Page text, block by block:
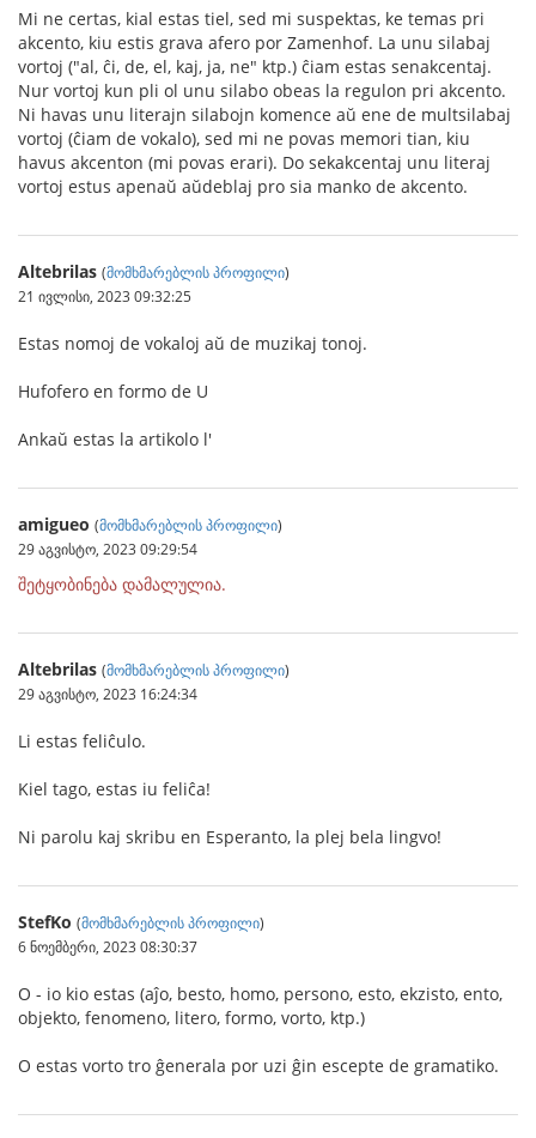
Mi ne certas, kial estas tiel, sed mi suspektas, ke temas pri
akcento, kiu estis grava afero por Zamenhof. La unu silabaj
vortoj ("al, ĉi, de, el, kaj, ja, ne" ktp.) ĉiam estas senakcentaj.
Nur vortoj kun pli ol unu silabo obeas la regulon pri akcento.
Ni havas unu literajn silabojn komence aŭ ene de multsilabaj
vortoj (ĉiam de vokalo), sed mi ne povas memori tian, kiu
havus akcenton (mi povas erari). Do sekakcentaj unu literaj
vortoj estus apenaŭ aŭdeblaj pro sia manko de akcento.
Altebrilas (მომხმარებლის პროფილი)
21 ივლისი, 2023 09:32:25
Estas nomoj de vokaloj aŭ de muzikaj tonoj.
Hufofero en formo de U
Ankaŭ estas la artikolo l'
amigueo (მომხმარებლის პროფილი)
29 აგვისტო, 2023 09:29:54
შეტყობინება დამალულია.
Altebrilas (მომხმარებლის პროფილი)
29 აგვისტო, 2023 16:24:34
Li estas feliĉulo.
Kiel tago, estas iu feliĉa!
Ni parolu kaj skribu en Esperanto, la plej bela lingvo!
StefKo (მომხმარებლის პროფილი)
6 ნოემბერი, 2023 08:30:37
O - io kio estas (aĵo, besto, homo, persono, esto, ekzisto, ento,
objekto, fenomeno, litero, formo, vorto, ktp.)
O estas vorto tro ĝenerala por uzi ĝin escepte de gramatiko.